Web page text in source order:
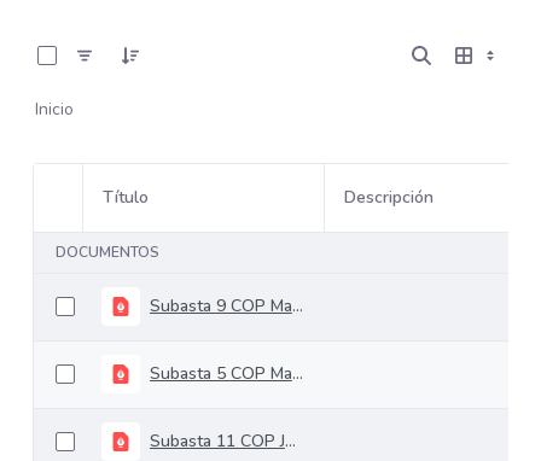
Inicio
Selección del elemento
Título Descripción
DOCUMENTOS
Subasta 9 COP Mayo 12
Subasta 5 COP Marzo 10 de 2021
Subasta 11 COP Junio 09 de 2021